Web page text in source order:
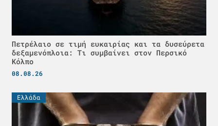
Πετρέλαιο σε τιμή ευκαιρίας και τα δυσεύρετα
δεξαμενόπλοια: Τι συμβαίνει στον Περσικό
Κόλπο
08.08.26
Ελλάδα